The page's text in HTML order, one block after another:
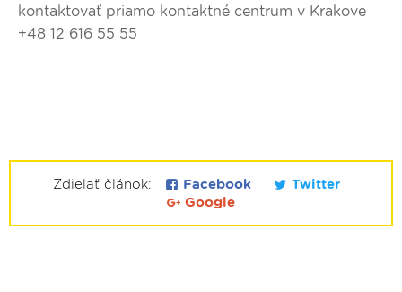
kontaktovať priamo kontaktné centrum v Krakove
+48 12 616 55 55
Zdielať článok: Facebook
Twitter
Google